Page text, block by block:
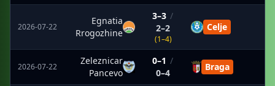
2026-07-22
Egnatia
Rrogozhine
3–3 /
2–2
(1–4)
Celje
2026-07-22
Zeleznicar
Pancevo
0–1 /
0–4
Braga